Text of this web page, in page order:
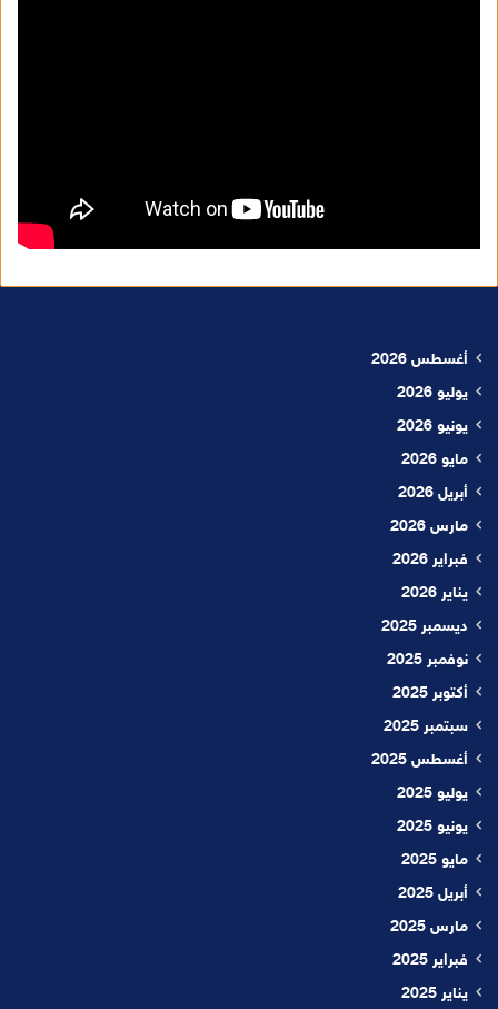
أغسطس 2026
يوليو 2026
يونيو 2026
مايو 2026
أبريل 2026
مارس 2026
فبراير 2026
يناير 2026
ديسمبر 2025
نوفمبر 2025
أكتوبر 2025
سبتمبر 2025
أغسطس 2025
يوليو 2025
يونيو 2025
مايو 2025
أبريل 2025
مارس 2025
فبراير 2025
يناير 2025